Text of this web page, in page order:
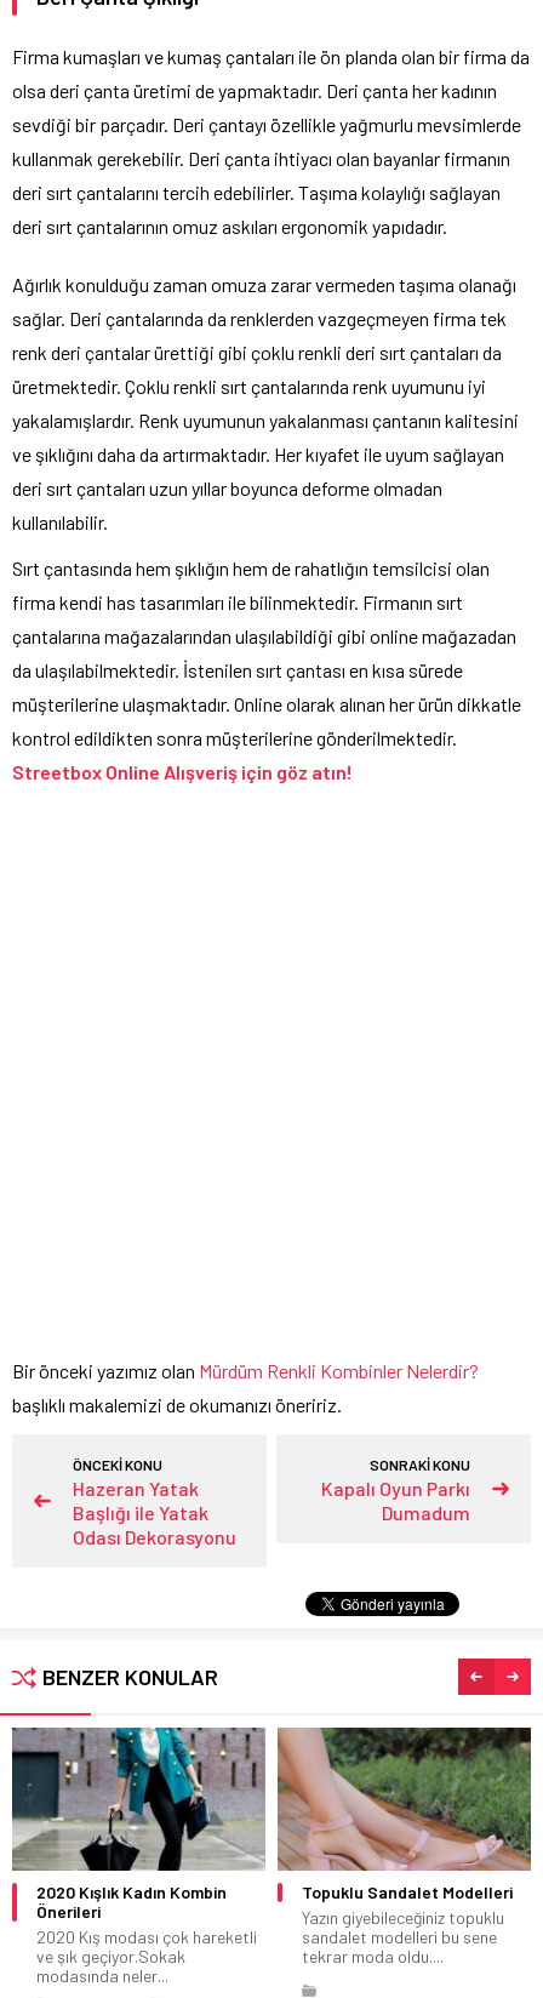
Firma kumaşları ve kumaş çantaları ile ön planda olan bir firma da
olsa deri çanta üretimi de yapmaktadır. Deri çanta her kadının
sevdiği bir parçadır. Deri çantayı özellikle yağmurlu mevsimlerde
kullanmak gerekebilir. Deri çanta ihtiyacı olan bayanlar firmanın
deri sırt çantalarını tercih edebilirler. Taşıma kolaylığı sağlayan
deri sırt çantalarının omuz askıları ergonomik yapıdadır.
Ağırlık konulduğu zaman omuza zarar vermeden taşıma olanağı
sağlar. Deri çantalarında da renklerden vazgeçmeyen firma tek
renk deri çantalar ürettiği gibi çoklu renkli deri sırt çantaları da
üretmektedir. Çoklu renkli sırt çantalarında renk uyumunu iyi
yakalamışlardır. Renk uyumunun yakalanması çantanın kalitesini
ve şıklığını daha da artırmaktadır. Her kıyafet ile uyum sağlayan
deri sırt çantaları uzun yıllar boyunca deforme olmadan
kullanılabilir.
Sırt çantasında hem şıklığın hem de rahatlığın temsilcisi olan
firma kendi has tasarımları ile bilinmektedir. Firmanın sırt
çantalarına mağazalarından ulaşılabildiği gibi online mağazadan
da ulaşılabilmektedir. İstenilen sırt çantası en kısa sürede
müşterilerine ulaşmaktadır. Online olarak alınan her ürün dikkatle
kontrol edildikten sonra müşterilerine gönderilmektedir.
Streetbox Online Alışveriş için göz atın!
Bir önceki yazımız olan Mürdüm Renkli Kombinler Nelerdir?
başlıklı makalemizi de okumanızı öneririz.
ÖNCEKİ KONU
Hazeran Yatak
Başlığı ile Yatak
Odası Dekorasyonu
SONRAKİ KONU
Kapalı Oyun Parkı
Dumadum
BENZER KONULAR
2020 Kışlık Kadın Kombin
Önerileri
2020 Kış modası çok hareketli
ve şık geçiyor.Sokak
modasında neler...
Topuklu Sandalet Modelleri
Yazın giyebileceğiniz topuklu
sandalet modelleri bu sene
tekrar moda oldu....